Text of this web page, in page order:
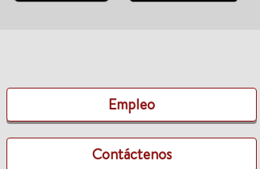
Empleo
Contáctenos